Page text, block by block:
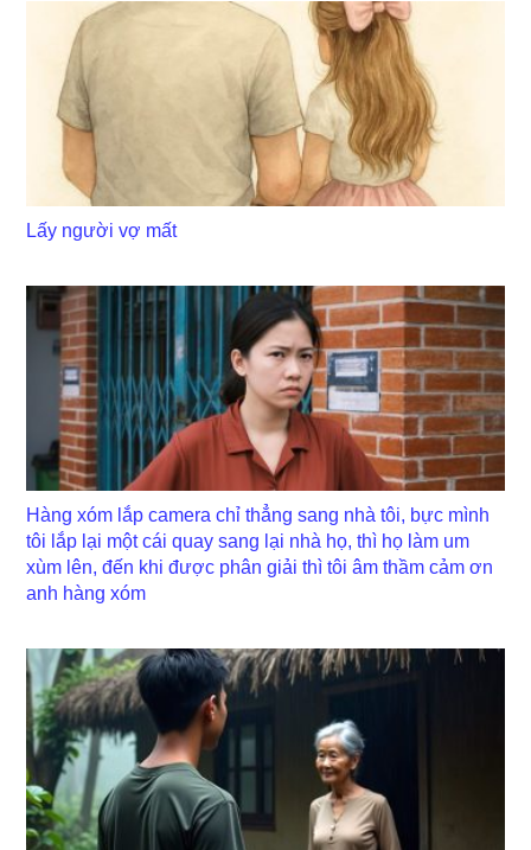
Lấy người vợ mất
Hàng xóm lắp camera chỉ thẳng sang nhà tôi, bực mình
tôi lắp lại một cái quay sang lại nhà họ, thì họ làm um
xùm lên, đến khi được phân giải thì tôi âm thầm cảm ơn
anh hàng xóm